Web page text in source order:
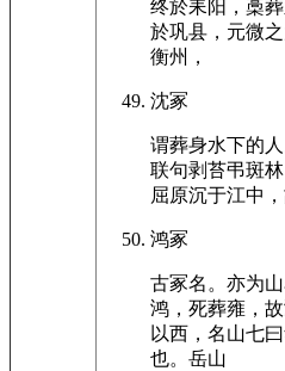
终於耒阳，槀
於巩县，元微
衡州，
沈冢
谓葬身水下的
联句剥苔弔斑
屈原沉于江中，
鸿冢
古冢名。亦为
鸿，死葬雍，
以西，名山七
也。岳山